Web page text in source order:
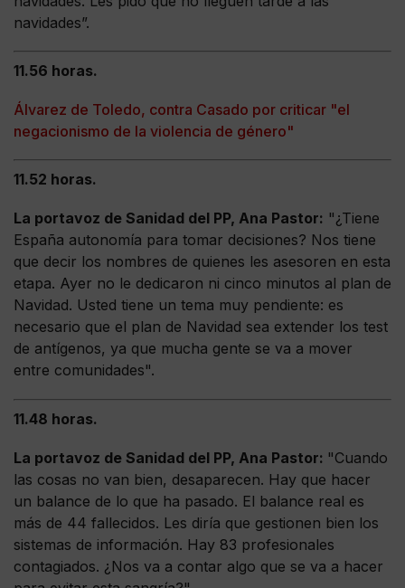
navidades”.
11.56 horas.
Álvarez de Toledo, contra Casado por criticar "el
negacionismo de la violencia de género"
11.52 horas.
La portavoz de Sanidad del PP, Ana Pastor: "¿Tiene
España autonomía para tomar decisiones? Nos tiene
que decir los nombres de quienes les asesoren en esta
etapa. Ayer no le dedicaron ni cinco minutos al plan de
Navidad. Usted tiene un tema muy pendiente: es
necesario que el plan de Navidad sea extender los test
de antígenos, ya que mucha gente se va a mover
entre comunidades".
11.48 horas.
La portavoz de Sanidad del PP, Ana Pastor: "Cuando
las cosas no van bien, desaparecen. Hay que hacer
un balance de lo que ha pasado. El balance real es
más de 44 fallecidos. Les diría que gestionen bien los
sistemas de información. Hay 83 profesionales
contagiados. ¿Nos va a contar algo que se va a hacer